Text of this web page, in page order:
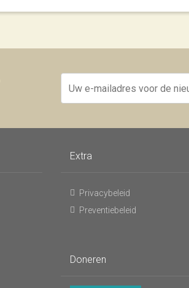
Uw
e-
mailadres
Extra
Privacybeleid
Preventiebeleid
Doneren